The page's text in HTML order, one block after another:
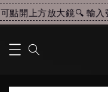
點開上方放大鏡🔍 輸入